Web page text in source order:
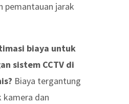
pemantauan jarak
biaya untuk
sistem CCTV di
Biaya tergantung
dan